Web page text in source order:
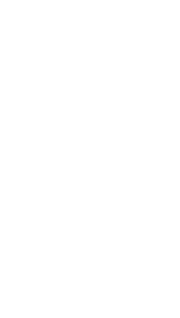
ートから削除</